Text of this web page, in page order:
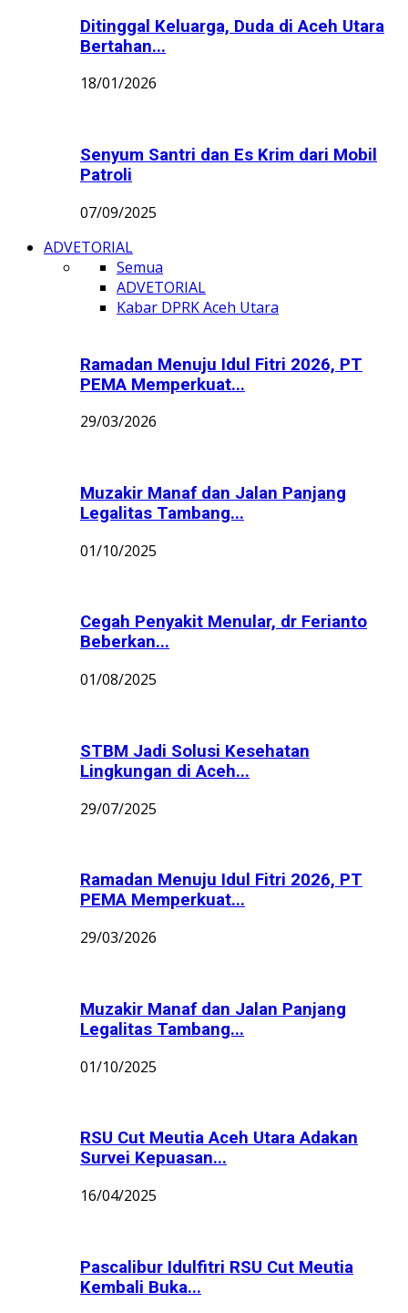
Ditinggal Keluarga, Duda di Aceh Utara
Bertahan...
18/01/2026
Senyum Santri dan Es Krim dari Mobil
Patroli
07/09/2025
ADVETORIAL
Semua
ADVETORIAL
Kabar DPRK Aceh Utara
Ramadan Menuju Idul Fitri 2026, PT
PEMA Memperkuat...
29/03/2026
Muzakir Manaf dan Jalan Panjang
Legalitas Tambang...
01/10/2025
Cegah Penyakit Menular, dr Ferianto
Beberkan...
01/08/2025
STBM Jadi Solusi Kesehatan
Lingkungan di Aceh...
29/07/2025
Ramadan Menuju Idul Fitri 2026, PT
PEMA Memperkuat...
29/03/2026
Muzakir Manaf dan Jalan Panjang
Legalitas Tambang...
01/10/2025
RSU Cut Meutia Aceh Utara Adakan
Survei Kepuasan...
16/04/2025
Pascalibur Idulfitri RSU Cut Meutia
Kembali Buka...